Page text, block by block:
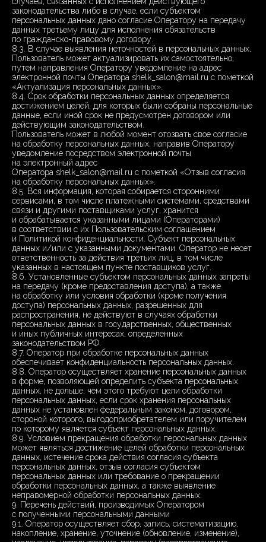
законодательства либо в случае, если субъектом
персональных данных дано согласие Оператору на передачу
данных третьему лицу для исполнения обязательств
по гражданско-правовому договору.
8.3. В случае выявления неточностей в персональных данных,
Пользователь может актуализировать их самостоятельно,
путем направления Оператору уведомление на адрес
электронной почты Оператора shelk_salon@mail.ru с пометкой
«Актуализация персональных данных».
8.4. Срок обработки персональных данных определяется
достижением целей, для которых были собраны персональные
данные, если иной срок не предусмотрен договором или
действующим законодательством.
Пользователь может в любой момент отозвать свое согласие
на обработку персональных данных, направив Оператору
уведомление посредством электронной почты
на электронный адрес
Оператора shelk_salon@mail.ru с пометкой «Отзыв согласия
на обработку персональных данных».
8.5. Вся информация, которая собирается сторонними
сервисами, в том числе платежными системами, средствами
связи и другими поставщиками услуг, хранится
и обрабатывается указанными лицами (Операторами)
в соответствии с их Пользовательским соглашением
и Политикой конфиденциальности. Субъект персональных
данных и/или с указанными документами. Оператор не несет
ответственность за действия третьих лиц, в том числе
указанных в настоящем пункте поставщиков услуг.
8.6. Установленные субъектом персональных данных запреты
на передачу (кроме предоставления доступа), а также
на обработку или условия обработки (кроме получения
доступа) персональных данных, разрешенных для
распространения, не действуют в случаях обработки
персональных данных в государственных, общественных
и иных публичных интересах, определенных
законодательством РФ.
8.7. Оператор при обработке персональных данных
обеспечивает конфиденциальность персональных данных.
8.8. Оператор осуществляет хранение персональных данных
в форме, позволяющей определить субъекта персональных
данных, не дольше, чем этого требуют цели обработки
персональных данных, если срок хранения персональных
данных не установлен федеральным законом, договором,
стороной которого, выгодоприобретателем или поручителем
по которому является субъект персональных данных.
8.9. Условием прекращения обработки персональных данных
может являться достижение целей обработки персональных
данных, истечение срока действия согласия субъекта
персональных данных, отзыв согласия субъектом
персональных данных или требование о прекращении
обработки персональных данных, а также выявление
неправомерной обработки персональных данных.
9. Перечень действий, производимых Оператором
с полученными персональными данными
9.1. Оператор осуществляет сбор, запись, систематизацию,
накопление, хранение, уточнение (обновление, изменение),